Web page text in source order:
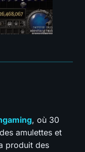
, où 30
amulettes et
produit des